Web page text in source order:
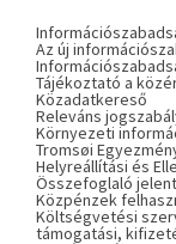
Az új
Tájékoztató a
Közadatkereső
Releváns
Környezeti
Tromsøi
Helyreállítási és
Összefoglaló
Közpénzek
Költségvetési
támogatási,